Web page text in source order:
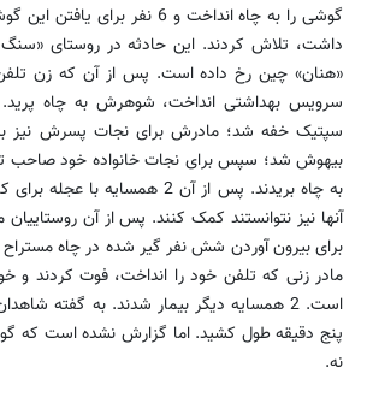
داشت، تلاش کردند. این حادثه در روستای
«هنان» چین رخ داده است. پس از آن که زن
سرویس بهداشتی انداخت، شوهرش به چاه
سپتیک خفه شد؛ مادرش برای نجات پسرش نیز به
بیهوش شد؛ سپس برای نجات خانواده خود صاحب
به چاه بریدند. پس از آن 2 همسایه
آنها نیز نتوانستند کمک کنند. پس از آن
برای بیرون آوردن شش نفر گیر شده در چاه
مادر زنی که تلفن خود را انداخت، فوت کردند و
است. 2 همسایه دیگر بیمار شدند. به گفته
پنج دقیقه طول کشید. اما گزارش نشده است که
نه.